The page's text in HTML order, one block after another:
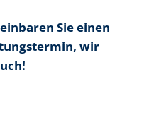
Sie einen
wir